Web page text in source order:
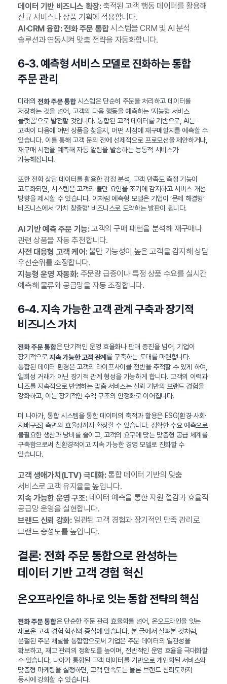
데이터 기반 비즈니스 확장:축적된 고객 행동 데이터를 활용해
신규 서비스나 상품 기획에 적용합니다.
AI·CRM 융합:전화 주문 통합시스템을 CRM 및 AI 분석
솔루션과 연동시켜 맞춤 전략을 자동화합니다.
6-3. 예측형 서비스 모델로 진화하는 통합
주문 관리
미래의 전화 주문 통합시스템은 단순히 주문을 처리하고 데이터를
저장하는 것을 넘어, 고객의 다음 행동을 예측하는 ‘지능형 서비스
플랫폼’으로 발전할 것입니다. 통합된 고객 데이터를 기반으로, AI는
고객이 다음에 어떤 상품을 찾을지, 어떤 시점에 재구매할지를 예측할 수
있습니다. 이를 통해 고객 문의 전에 선제적으로 프로모션을 제안하거나,
재구매 시점을 예측해 자동 알림을 발송하는 능동적 서비스가
가능해집니다.
또한 전화 상담 데이터를 활용한 감정 분석, 고객 만족도 측정 기능이
고도화되면, 시스템은 고객의 불만 요인을 조기에 감지하고 서비스 개선
방향을 제시할 수 있습니다. 이처럼 예측형 모델은 기업이 ‘문제 해결형’
비즈니스에서 ‘가치 창출형’ 비즈니스로 도약하는 발판이 됩니다.
AI 기반 예측 주문 기능:고객의 구매 패턴을 분석해 재구매나
관련 상품을 자동 추천합니다.
사전 대응형 고객 케어:불만 가능성이 높은 고객을 감지해 상담
우선순위를 조정합니다.
지능형 운영 자동화:주문량 급증이나 특정 상품 수요를 실시간
예측해 물류와 공급망을 자동 조정합니다.
6-4. 지속 가능한 고객 관계 구축과 장기적
비즈니스 가치
전화 주문 통합은 단기적인 운영 효율화나 판매 증진을 넘어, 기업이
장기적으로지속 가능한 고객 관계 를 구축하는 토대를 마련합니다.
통합된 데이터 환경은 고객의 라이프사이클 전반을 추적할 수 있게 하여,
일회성 거래가 아닌 장기적 관계 형성을 가능하게 합니다. 고객의 이력과
니즈를 지속적으로 반영하는 맞춤 서비스는 신뢰 기반의 브랜드 경험을
강화하고, 이는 장기적인 수익 구조의 안정화로 이어집니다.
더 나아가, 통합 시스템을 통한 데이터의 축적과 활용은 ESG(환경·사회·
지배구조) 측면의 효율성까지 확장할 수 있습니다. 정확한 수요 예측으로
불필요한 생산과 낭비를 줄이고, 고객의 요구에 맞는 맞춤형 공급 체계를
구축함으로써 친환경적이고 지속 가능한 경영 모델로 진화할 수
있습니다.
고객 생애가치(LTV) 극대화:통합 데이터 기반의 맞춤
서비스로 고객 유지율을 높입니다.
지속 가능한 운영 구조:데이터 예측을 통한 자원 절감과 효율적
공급망 운영을 실현합니다.
브랜드 신뢰 강화:일관된 고객 경험과 장기적인 만족 관리로
브랜드 충성도를 높입니다.
결론: 전화 주문 통합으로 완성하는
데이터 기반 고객 경험 혁신
온오프라인을 하나로 잇는 통합 전략의 핵심
전화 주문 통합은 단순한 주문 관리 효율화를 넘어, 온오프라인을 잇는
새로운 고객 경험 혁신의 중심에 있습니다. 본 글에서 살펴본 것처럼,
분절된 주문 채널을 통합함으로써 기업은 주문 데이터의 일관성을
확보하고, 재고 관리의 정확도를 높이며, 전반적인 운영 효율을 극대화할
수 있습니다. 나아가 통합된 고객 데이터를 기반으로 개인화된 서비스와
맞춤형 마케팅을 실행하면, 고객 만족도는 물론 브랜드 신뢰도까지
동시에 강화할 수 있습니다.